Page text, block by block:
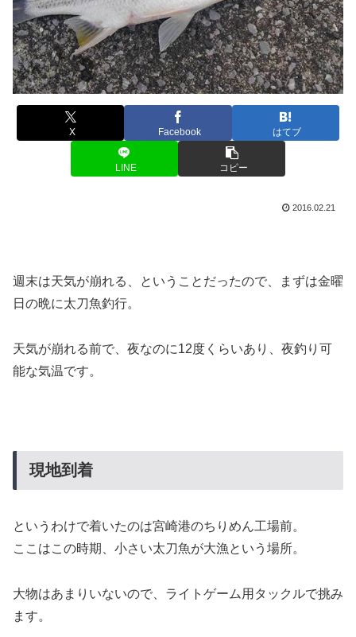
X Facebook はてブ
LINE コピー
2016.02.21
週末は天気が崩れる、ということだったので、まずは金曜
日の晩に太刀魚釣行。
天気が崩れる前で、夜なのに12度くらいあり、夜釣り可
能な気温です。
現地到着
というわけで着いたのは宮崎港のちりめん工場前。
ここはこの時期、小さい太刀魚が大漁という場所。
大物はあまりいないので、ライトゲーム用タックルで挑み
ます。